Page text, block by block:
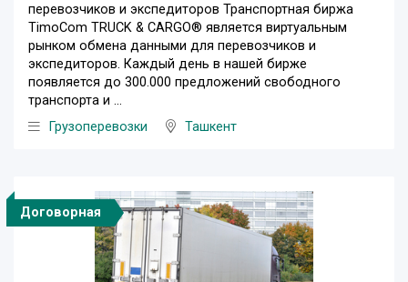
перевозчиков и экспедиторов Трaнспортная биржа
TimoCom TRUCK & CARGO® является виртуальным
рынком обмена данными для перевозчиков и
экспедиторов. Каждый день в нашей бирже
появляется до 300.000 предложений свободного
транспорта и ...
Грузоперевозки
Ташкент
Договорная